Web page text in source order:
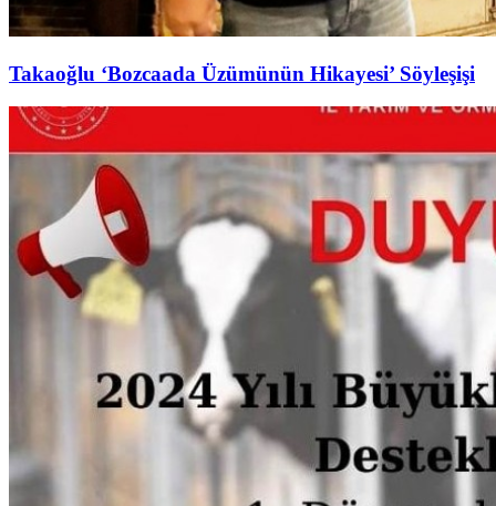
Takaoğlu ‘Bozcaada Üzümünün Hikayesi’ Söyleşişi